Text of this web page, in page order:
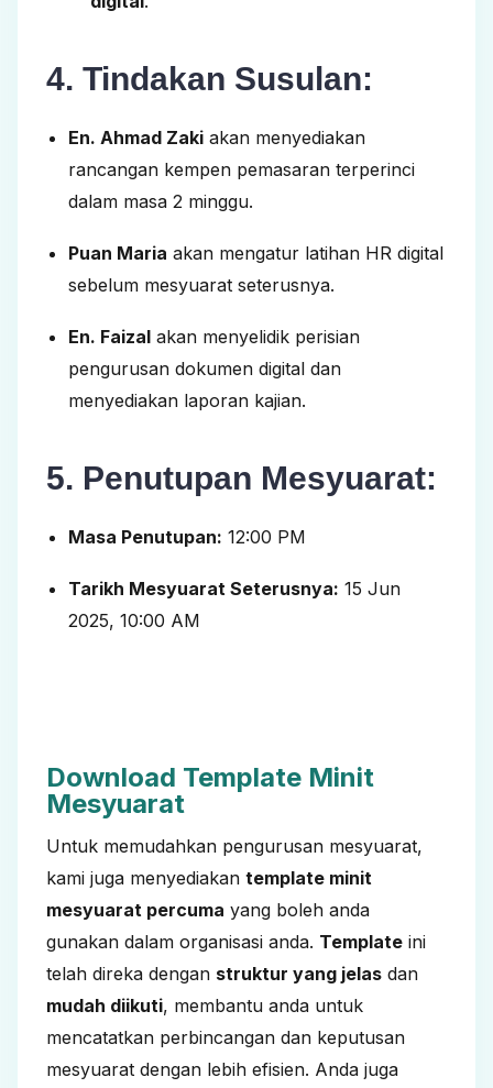
4. Tindakan Susulan:
En. Ahmad Zaki akan menyediakan
rancangan kempen pemasaran terperinci
dalam masa 2 minggu.
Puan Maria akan mengatur latihan HR digital
sebelum mesyuarat seterusnya.
En. Faizal akan menyelidik perisian
pengurusan dokumen digital dan
menyediakan laporan kajian.
5. Penutupan Mesyuarat:
Masa Penutupan: 12:00 PM
Tarikh Mesyuarat Seterusnya: 15 Jun
2025, 10:00 AM
Download Template Minit
Mesyuarat
Untuk memudahkan pengurusan mesyuarat,
kami juga menyediakan template minit
mesyuarat percuma yang boleh anda
gunakan dalam organisasi anda. Template ini
telah direka dengan struktur yang jelas dan
mudah diikuti, membantu anda untuk
mencatatkan perbincangan dan keputusan
mesyuarat dengan lebih efisien. Anda juga